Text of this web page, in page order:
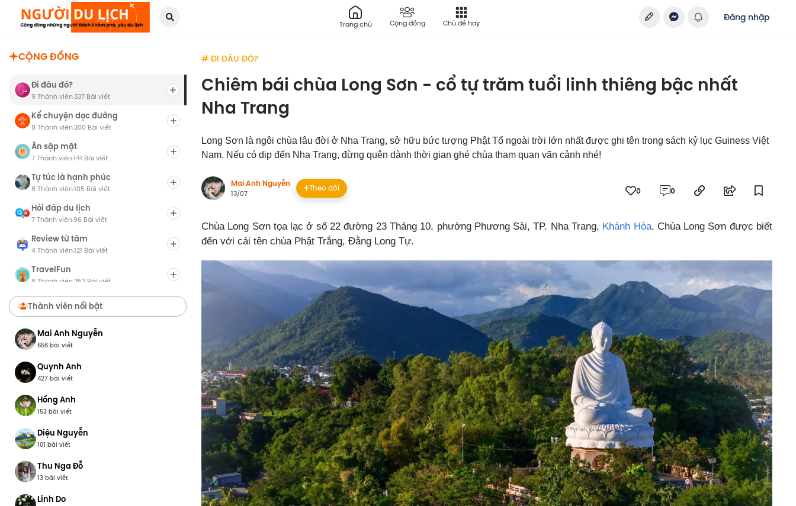
Trang chủ Cộng đồng Chủ đề hay
Đăng nhập
CỘNG ĐỒNG
Đi đâu đó?
9 Thành viên·337 Bài viết
Kể chuyện dọc đường
8 Thành viên·200 Bài viết
Ăn sập mặt
7 Thành viên·141 Bài viết
Tự túc là hạnh phúc
8 Thành viên·105 Bài viết
Hỏi đáp du lịch
7 Thành viên·96 Bài viết
Review từ tâm
4 Thành viên·121 Bài viết
TravelFun
8 Thành viên353 Bài viết
Chợ Du Lịch
8 Thành viên 0 Bài viết
Thành viên nổi bật
Mai Anh Nguyễn
656 bài viết
Quynh Anh
427 bài viết
Hồng Anh
153 bài viết
Diệu Nguyễn
101 bài viết
Thu Nga Đỗ
13 bài viết
Linh Do
# ĐI ĐÂU ĐÓ?
Chiêm bái chùa Long Sơn - cổ tự trăm tuổi linh thiêng bậc nhất
Nha Trang
Long Sơn là ngôi chùa lâu đời ở Nha Trang, sở hữu bức tượng Phật Tổ ngoài trời lớn nhất được ghi tên trong sách kỷ lục Guiness Việt
Nam. Nếu có dịp đến Nha Trang, đừng quên dành thời gian ghé chùa tham quan vãn cảnh nhé!
Mai Anh Nguyễn
13/07
Theo dõi 0 0
Chùa Long Sơn tọa lạc ở số 22 đường 23 Tháng 10, phường Phương Sài, TP. Nha Trang, Khánh Hòa. Chùa Long Sơn được biết
đến với cái tên chùa Phật Trắng, Đằng Long Tự.